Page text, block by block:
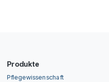
Produkte
Pflegewissenschaft